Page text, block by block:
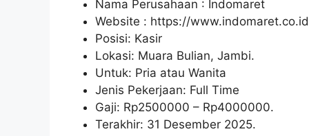
Nama Perusahaan : Indomaret
Website : https://
Posisi: Kasir
Lokasi: Muara Bulian, Jambi.
Untuk: Pria atau Wanita
Jenis Pekerjaan: Full Time
Gaji: Rp2500000 – Rp4000000.
Terakhir: 31 Desember 2025.